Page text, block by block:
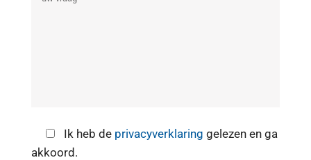
Ik heb de privacyverklaring gelezen en ga
akkoord.